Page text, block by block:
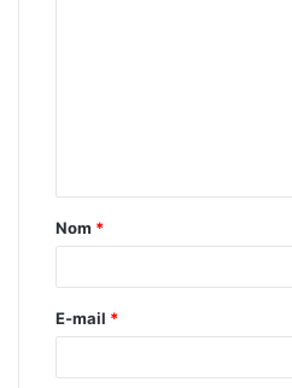
t
a
e
*
Nom *
E-mail *